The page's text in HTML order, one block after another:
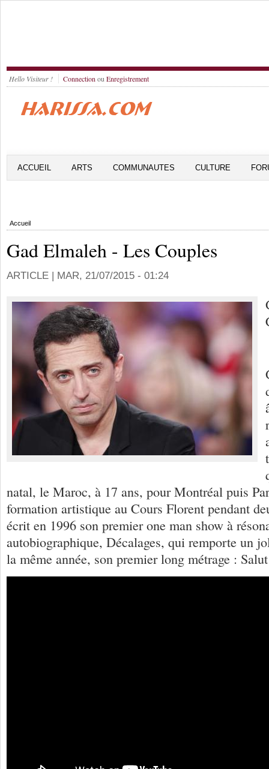
Hello Visiteur ! Connection ou Enregistrement
ACCUEIL ARTS COMMUNAUTES CULTURE
Accueil
Gad Elmaleh - Les Couples
ARTICLE | MAR, 21/07/2015 - 01:24
natal, le Maroc, à 17 ans, pour Montréal puis
formation artistique au Cours Florent pendant
écrit en 1996 son premier one man show à
autobiographique, Décalages, qui remporte un
la même année, son premier long métrage :